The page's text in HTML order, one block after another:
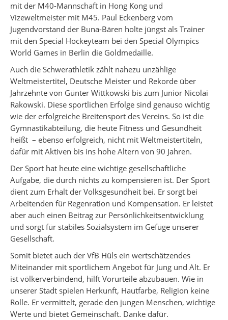
mit der M40-Mannschaft in Hong Kong und
Vizeweltmeister mit M45. Paul Eckenberg vom
Jugendvorstand der Buna-Bären holte jüngst als Trainer
mit den Special Hockeyteam bei den Special Olympics
World Games in Berlin die Goldmedaille.
Auch die Schwerathletik zählt nahezu unzählige
Weltmeistertitel, Deutsche Meister und Rekorde über
Jahrzehnte von Günter Wittkowski bis zum Junior Nicolai
Rakowski. Diese sportlichen Erfolge sind genauso wichtig
wie der erfolgreiche Breitensport des Vereins. So ist die
Gymnastikabteilung, die heute Fitness und Gesundheit
heißt – ebenso erfolgreich, nicht mit Weltmeistertiteln,
dafür mit Aktiven bis ins hohe Altern von 90 Jahren.
Der Sport hat heute eine wichtige gesellschaftliche
Aufgabe, die durch nichts zu kompensieren ist. Der Sport
dient zum Erhalt der Volksgesundheit bei. Er sorgt bei
Arbeitenden für Regenration und Kompensation. Er leistet
aber auch einen Beitrag zur Persönlichkeitsentwicklung
und sorgt für stabiles Sozialsystem im Gefüge unserer
Gesellschaft.
Somit bietet auch der VfB Hüls ein wertschätzendes
Miteinander mit sportlichem Angebot für Jung und Alt. Er
ist völkerverbindend, hilft Vorurteile abzubauen. Wie in
unserer Stadt spielen Herkunft, Hautfarbe, Religion keine
Rolle. Er vermittelt, gerade den jungen Menschen, wichtige
Werte und bietet Gemeinschaft. Danke dafür.